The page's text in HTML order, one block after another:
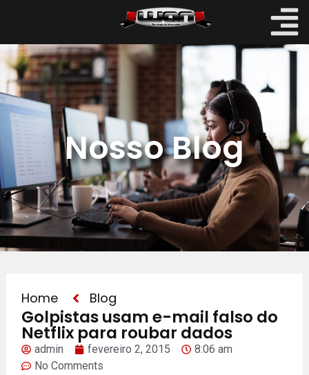
Nosso Blog
Home Blog
Golpistas usam e-mail falso do
Netflix para roubar dados
admin fevereiro 2, 2015
8:06 am
No Comments